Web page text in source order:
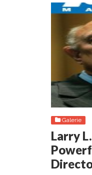
Galerie
Larry